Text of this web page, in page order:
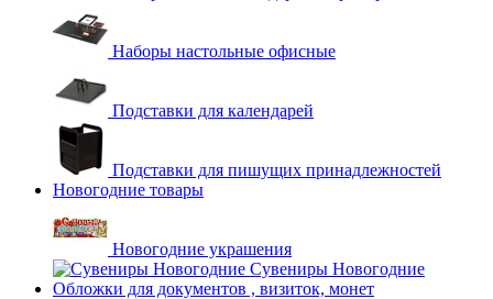
Наборы настольные офисные
Подставки для календарей
Подставки для пишущих принадлежностей
Новогодние товары
Новогодние украшения
Сувениры Новогодние
Обложки для документов , визиток, монет